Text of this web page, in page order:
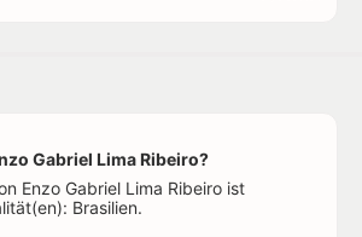
Gabriel Lima Ribeiro?
Enzo Gabriel Lima Ribeiro ist
Brasilien.